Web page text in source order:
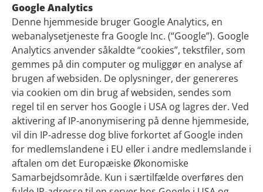
Google Analytics
Denne hjemmeside bruger Google Analytics, en
webanalysetjeneste fra Google Inc. (“Google”). Google
Analytics anvender såkaldte “cookies”, tekstfiler, som
gemmes på din computer og muliggør en analyse af
brugen af websiden. De oplysninger, der genereres
via cookien om din brug af websiden, sendes som
regel til en server hos Google i USA og lagres der. Ved
aktivering af IP-anonymisering på denne hjemmeside,
vil din IP-adresse dog blive forkortet af Google inden
for medlemslandene i EU eller i andre medlemslande i
aftalen om det Europæiske Økonomiske
Samarbejdsområde. Kun i særtilfælde overføres den